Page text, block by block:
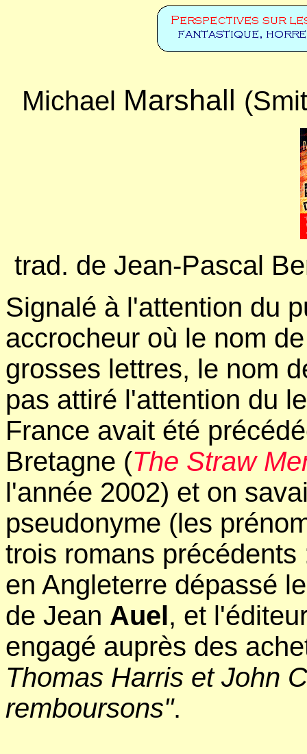
Michael Marshall
trad. de Jean-Pascal
Signalé à l'attention du
accrocheur où le nom
grosses lettres, le nom
pas attiré l'attention du
France avait été
Bretagne (The Straw
l'année 2002) et on
pseudonyme (les
trois romans
en Angleterre dépassé
de Jean Auel, et
engagé auprès des
Thomas Harris et John
remboursons".